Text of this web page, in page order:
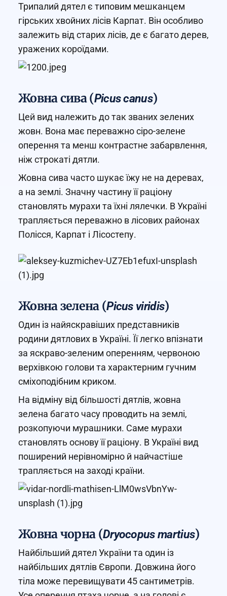
Трипалий дятел є типовим мешканцем
гірських хвойних лісів Карпат. Він особливо
залежить від старих лісів, де є багато дерев,
уражених короїдами.
Жовна сива (Picus canus)
Цей вид належить до так званих зелених
жовн. Вона має переважно сіро-зелене
оперення та менш контрастне забарвлення,
ніж строкаті дятли.
Жовна сива часто шукає їжу не на деревах,
а на землі. Значну частину її раціону
становлять мурахи та їхні лялечки. В Україні
трапляється переважно в лісових районах
Полісся, Карпат і Лісостепу.
Жовна зелена (Picus viridis)
Один із найяскравіших представників
родини дятлових в Україні. Її легко впізнати
за яскраво-зеленим оперенням, червоною
верхівкою голови та характерним гучним
сміхоподібним криком.
На відміну від більшості дятлів, жовна
зелена багато часу проводить на землі,
розкопуючи мурашники. Саме мурахи
становлять основу її раціону. В Україні вид
поширений нерівномірно й найчастіше
трапляється на заході країни.
Жовна чорна (Dryocopus martius)
Найбільший дятел України та один із
найбільших дятлів Європи. Довжина його
тіла може перевищувати 45 сантиметрів.